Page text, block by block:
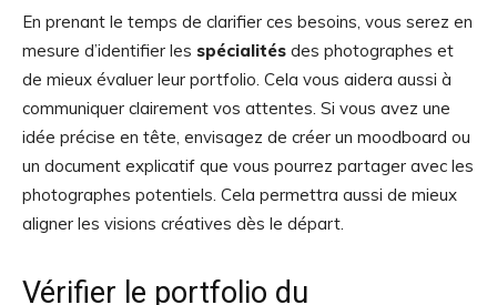
En prenant le temps de clarifier ces besoins, vous serez en
mesure d’identifier les spécialités des photographes et
de mieux évaluer leur portfolio. Cela vous aidera aussi à
communiquer clairement vos attentes. Si vous avez une
idée précise en tête, envisagez de créer un moodboard ou
un document explicatif que vous pourrez partager avec les
photographes potentiels. Cela permettra aussi de mieux
aligner les visions créatives dès le départ.
Vérifier le portfolio du